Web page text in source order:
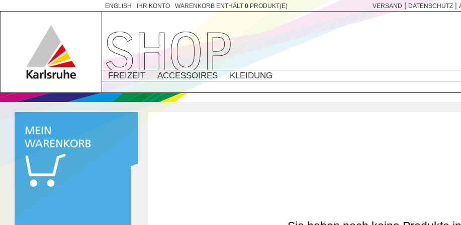
ENGLISH IHR KONTO WARENKORB ENTHÄLT0 PRODUKT(E) VERSAND DATENSCHUTZ |
FREIZEIT ACCESSOIRES KLEIDUNG